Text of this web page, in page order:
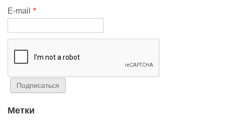
E-mail *
Метки